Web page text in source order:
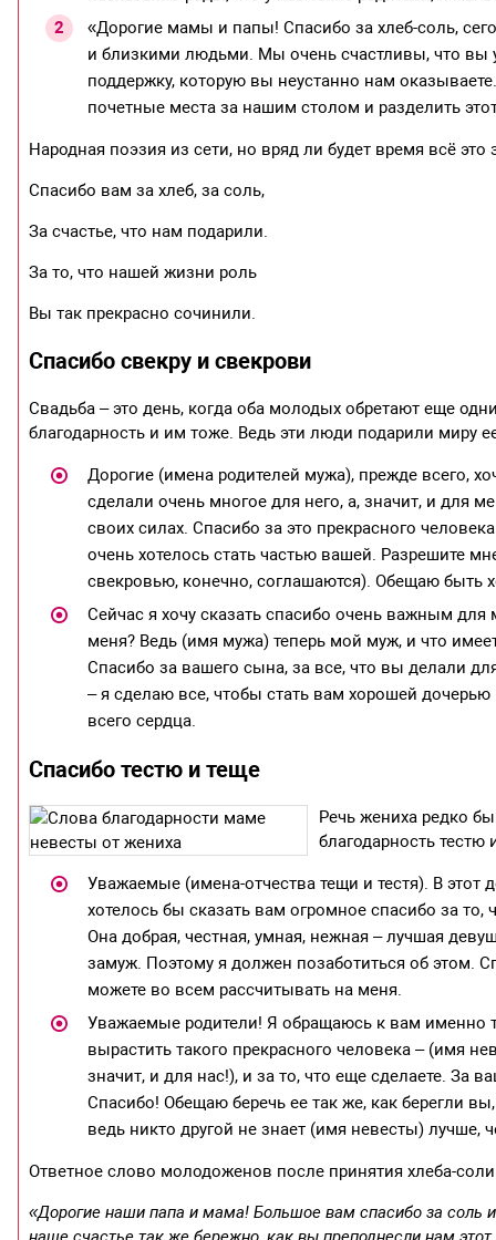
«Дорогие мамы и папы! Спасибо за хлеб-соль,
и близкими людьми. Мы очень счастливы, что вы
поддержку, которую вы неустанно нам
почетные места за нашим столом и разделить
Народная поэзия из сети, но вряд ли будет время всё это
Спасибо вам за хлеб, за соль,
За счастье, что нам подарили.
За то, что нашей жизни роль
Вы так прекрасно сочинили.
Спасибо свекру и свекрови
Свадьба – это день, когда оба молодых обретают еще
благодарность и им тоже. Ведь эти люди подарили миру
Дорогие (имена родителей мужа), прежде всего,
сделали очень многое для него, а, значит, и для
своих силах. Спасибо за это прекрасного
очень хотелось стать частью вашей. Разрешите
свекровью, конечно, соглашаются). Обещаю
Сейчас я хочу сказать спасибо очень важным
меня? Ведь (имя мужа) теперь мой муж, и что
Спасибо за вашего сына, за все, что вы делали
– я сделаю все, чтобы стать вам хорошей
всего сердца.
Спасибо тестю и теще
Речь жениха редко
благодарность тестю
Уважаемые (имена-отчества тещи и тестя). В
хотелось бы сказать вам огромное спасибо за
Она добрая, честная, умная, нежная – лучшая
замуж. Поэтому я должен позаботиться об этом.
можете во всем рассчитывать на меня.
Уважаемые родители! Я обращаюсь к вам именно
вырастить такого прекрасного человека – (имя
значит, и для нас!), и за то, что еще сделаете. За
Спасибо! Обещаю беречь ее так же, как берегли
ведь никто другой не знает (имя невесты) лучше,
Ответное слово молодоженов после принятия хлеба-
«Дорогие наши папа и мама! Большое вам спасибо за соль